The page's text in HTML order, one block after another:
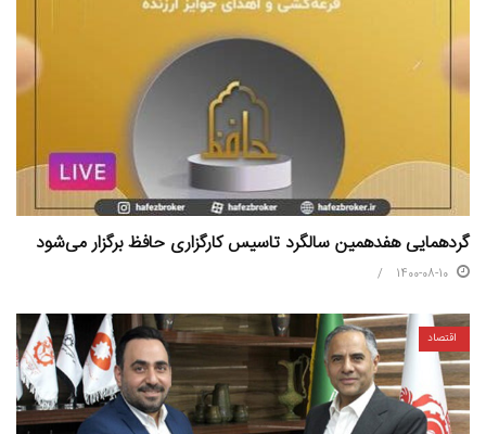
گردهمایی هفدهمین سالگرد تاسیس کارگزاری حافظ برگزار می‌شود
1400-08-10
اقتصاد